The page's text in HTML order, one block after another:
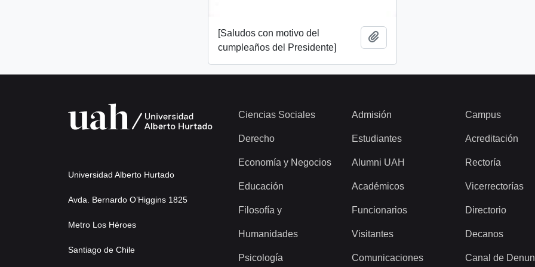
[Saludos con motivo del
cumpleaños del Presidente]
Universidad Alberto Hurtado
Avda. Bernardo O’Higgins 1825
Metro Los Héroes
Santiago de Chile
Ciencias Sociales
Derecho
Economía y Negocios
Educación
Filosofía y
Humanidades
Psicología
Admisión
Estudiantes
Alumni UAH
Académicos
Funcionarios
Visitantes
Comunicaciones
Campus
Acreditación
Rectoría
Vicerrectorías
Directorio
Decanos
Canal de